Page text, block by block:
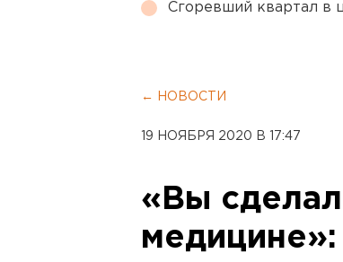
Сгоревший квартал в
← НОВОСТИ
19 НОЯБРЯ 2020 В 17:47
«Вы